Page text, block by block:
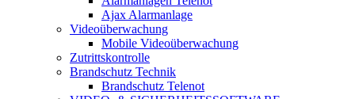
Ajax Alarmanlage
Videoüberwachung
Mobile Videoüberwachung
Zutrittskontrolle
Brandschutz Technik
Brandschutz Telenot